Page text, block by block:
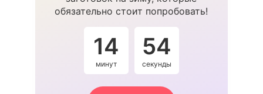
обязательно стоит попробовать!
14
минут
53
секунды